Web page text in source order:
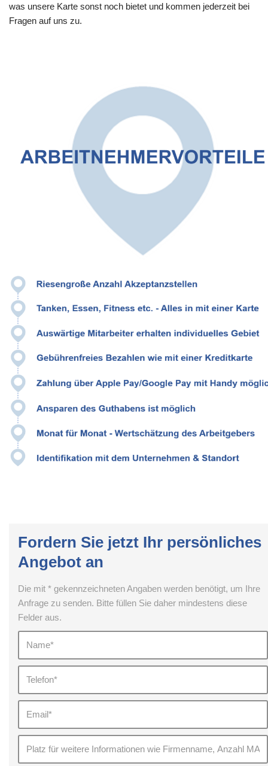
was unsere Karte sonst noch bietet und kommen jederzeit bei
Fragen auf uns zu.
Fordern Sie jetzt Ihr persönliches
Angebot an
Die mit * gekennzeichneten Angaben werden benötigt, um Ihre
Anfrage zu senden. Bitte füllen Sie daher mindestens diese
Felder aus.